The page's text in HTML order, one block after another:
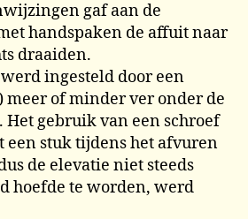
gaf aan de
handspaken de affuit naar
draaiden.
ingesteld door een
meer of minder ver onder de
Het gebruik van een schroef
een stuk tijdens het afvuren
de elevatie niet steeds
hoefde te worden, werd